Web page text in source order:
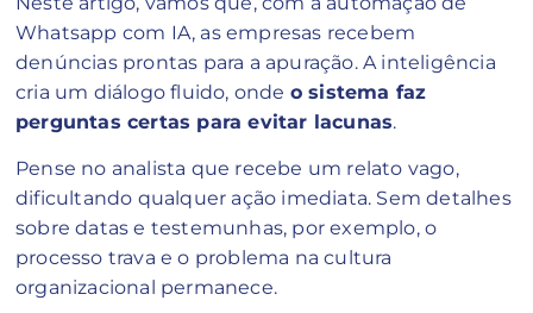
Whatsapp com IA, as empresas recebem
denúncias prontas para a apuração. A inteligência
cria um diálogo fluido, onde o sistema faz
perguntas certas para evitar lacunas.
Pense no analista que recebe um relato vago,
dificultando qualquer ação imediata. Sem detalhes
sobre datas e testemunhas, por exemplo, o
processo trava e o problema na cultura
organizacional permanece.